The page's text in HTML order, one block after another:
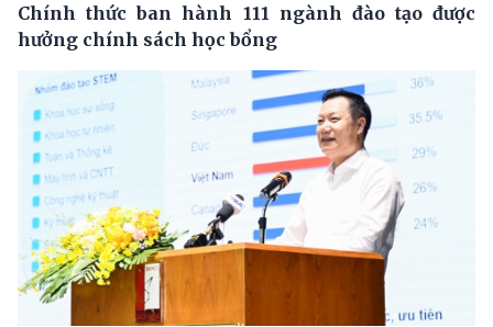
Chính thức ban hành 111 ngành đào tạo được
hưởng chính sách học bổng